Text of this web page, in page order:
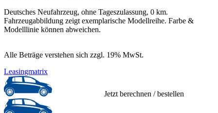
Deutsches Neufahrzeug, ohne Tageszulassung, 0 km.
Fahrzeugabbildung zeigt exemplarische Modellreihe. Farbe &
Modelllinie können abweichen.
Alle Beträge verstehen sich zzgl. 19% MwSt.
Leasingmatrix
Jetzt berechnen / bestellen